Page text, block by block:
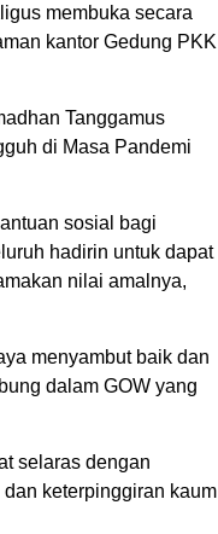
membuka secara
kantor Gedung PKK
Tanggamus
di Masa Pandemi
sosial bagi
hadirin untuk dapat
nilai amalnya,
menyambut baik dan
dalam GOW yang
selaras dengan
keterpinggiran kaum